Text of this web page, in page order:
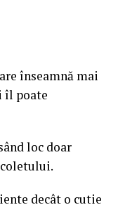
înseamnă mai
îl poate
loc doar
decât o cutie